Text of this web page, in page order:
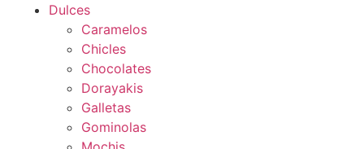
Dulces
Caramelos
Chicles
Chocolates
Dorayakis
Galletas
Gominolas